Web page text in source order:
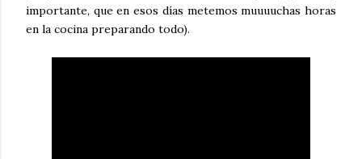
importante, que en esos días metemos muuuuchas horas
en la cocina preparando todo).